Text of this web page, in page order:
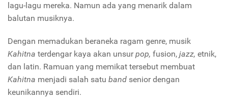
lagu-lagu mereka. Namun ada yang menarik dalam
balutan musiknya.
Dengan memadukan beraneka ragam genre, musik
Kahitna terdengar kaya akan unsurpop, fusion, jazz, etnik,
dan latin. Ramuan yang memikat tersebut membuat
Kahitna menjadi salah satu band senior dengan
keunikannya sendiri.